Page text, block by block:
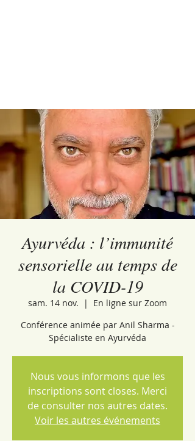
Ayurvéda : l’immunité
sensorielle au temps de
la COVID-19
sam. 14 nov.
  |
En ligne sur Zoom
Conférence animée par Anil Sharma -
Spécialiste en Ayurvéda
Nous vous informons que les
inscriptions sont closes. Merci
de consulter nos autres dates.
Voir les autres événements